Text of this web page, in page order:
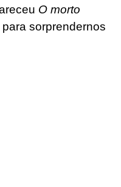
O morto
para sorprendernos